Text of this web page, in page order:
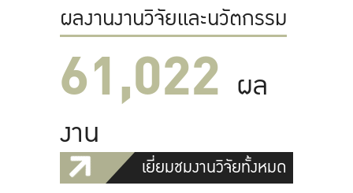
ผลงานงานวิจัยและนวัตกรรม
61,022 ผล
งาน
เยี่ยมชมงานวิจัยทั้งหมด